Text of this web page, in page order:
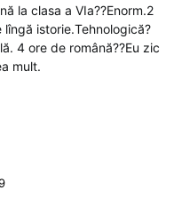
la clasa a VIa??Enorm.2
istorie.Tehnologică?
4 ore de română??Eu zic
mult.